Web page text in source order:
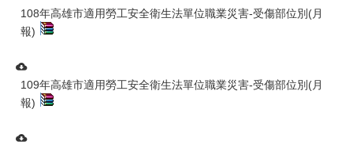
108年高雄市適用勞工安全衛生法單位職業災害-受傷部位別(月
報)
109年高雄市適用勞工安全衛生法單位職業災害-受傷部位別(月
報)